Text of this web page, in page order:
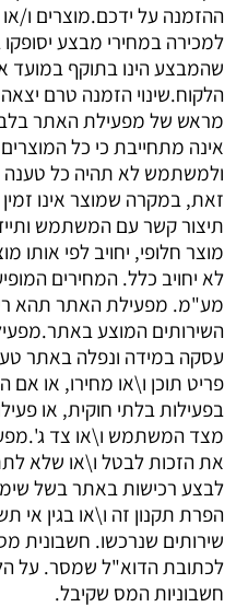
ההזמנה על ידכם.מוצרים ו/
למכירה במחירי מבצע
שהמבצע הינו בתוקף במועד
הלקוח.שינוי הזמנה טרם
מראש של מפעילת האתר
אינה מתחייבת כי כל המוצרים
ולמשתמש לא תהיה כל טענה
זאת, במקרה שמוצר אינו
תיצור קשר עם המשתמש
מוצר חלופי, יחויב לפי אותו
לא יחויב כלל. המחירים
מע"מ. מפעילת האתר תהא
השירותים המוצע
עסקה במידה ונפלה באתר
פריט תוכן ו\או מחירו, או אם
בפעילות בלתי חוקית, או
מצד המשתמש ו\או צד
את הזכות לבטל ו\או שלא
לבצע רכישות באתר בשל
הפרת תקנון זה ו\או בגין אי
שירותים שנרכשו.
לכתובת הדוא"ל שמסר. על
חשבוניות המס שקיבל.